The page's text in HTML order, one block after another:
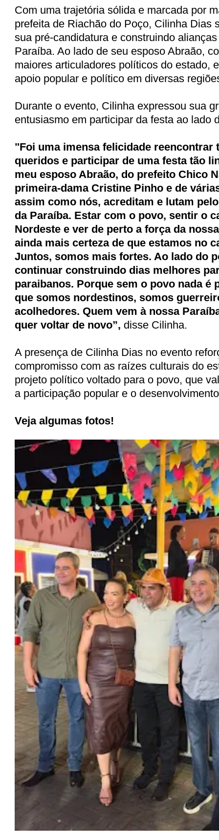
Com uma trajetória sólida e marcada por
prefeita de Riachão do Poço, Cilinha Dias
sua pré-candidatura e construindo
Paraíba. Ao lado de seu esposo Abraão,
maiores articuladores políticos do estado,
apoio popular e político em diversas
Durante o evento, Cilinha expressou sua
entusiasmo em participar da festa ao lado
"Foi uma imensa felicidade reencontrar
queridos e participar de uma festa tão
meu esposo Abraão, do prefeito Chico
primeira-dama Cristine Pinho e de
assim como nós, acreditam e lutam
da Paraíba. Estar com o povo, sentir o
Nordeste e ver de perto a força da
ainda mais certeza de que estamos no
Juntos, somos mais fortes. Ao lado do
continuar construindo dias melhores
paraibanos. Porque sem o povo nada é
que somos nordestinos, somos
acolhedores. Quem vem à nossa
quer voltar de novo”, disse Cilinha.
A presença de Cilinha Dias no evento
compromisso com as raízes culturais do
projeto político voltado para o povo, que
a participação popular e o
Veja algumas fotos!